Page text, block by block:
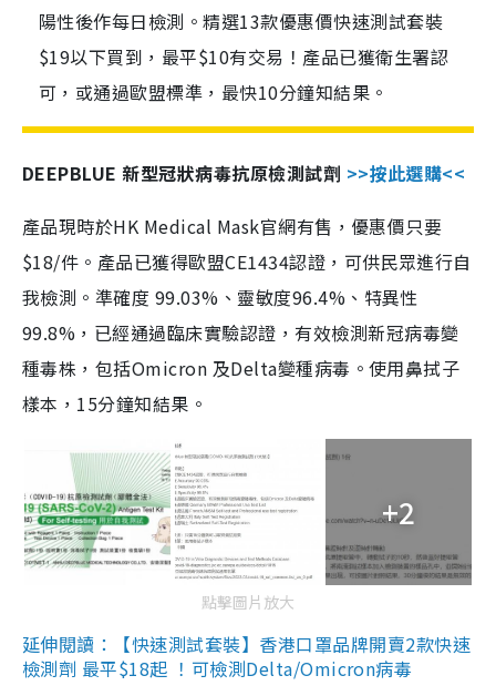
陽性後作每日檢測。精選13款優惠價快速測試套裝
$19以下買到，最平$10有交易！產品已獲衛生署認
可，或通過歐盟標準，最快10分鐘知結果。
DEEPBLUE 新型冠狀病毒抗原檢測試劑 >>按此選購<<
產品現時於HK Medical Mask官網有售，優惠價只要
$18/件。產品已獲得歐盟CE1434認證，可供民眾進行自
我檢測。準確度 99.03%、靈敏度96.4%、特異性
99.8%，已經通過臨床實驗認證，有效檢測新冠病毒變
種毒株，包括Omicron 及Delta變種病毒。使用鼻拭子
樣本，15分鐘知結果。
+2
點擊圖片放大
延伸閱讀：【快速測試套裝】香港口罩品牌開賣2款快速
檢測劑 最平$18起 ！可檢測Delta/Omicron病毒